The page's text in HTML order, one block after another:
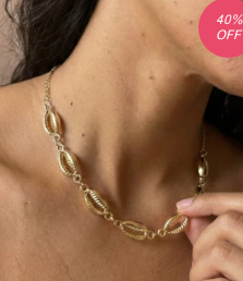
40%
OFF